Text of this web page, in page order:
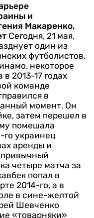
и
Макаренко,
Сегодня, 21 мая,
один из
футболистов.
некоторое
2013-17 годах
команде
в
момент. Он
затем перешел в
помешала
украинец
аренды и
привычный
четыре матча за
попал в
2014-го, а в
в сине-желтой
Шевченко
«товарняки»